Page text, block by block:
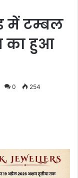
में टम्बल
का हुआ
0 254